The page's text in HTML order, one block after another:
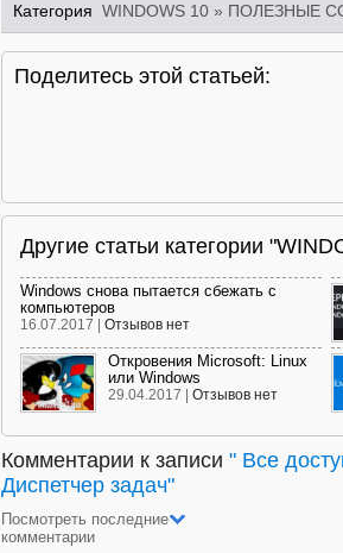
Категория WINDOWS 10 » ПОЛЕЗНЫЕ
Поделитесь этой статьей:
Другие статьи категории
Windows снова пытается сбежать с
компьютеров
16.07.2017 | Отзывов нет
Откровения Microsoft: Linux
или Windows
29.04.2017 | Отзывов нет
Комментарии к записи " Все
Диспетчер задач"
Посмотреть последние
комментарии